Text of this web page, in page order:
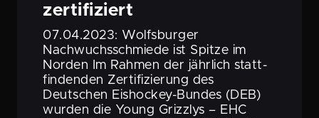
zertifiziert
07.04.2023: Wolfs­burger
Nachwuchs­schmiede ist Spitze im
Norden Im Rahmen der jährlich statt­
fin­denden Zerti­fi­zie­rung des
Deutschen Eishockey-Bundes (DEB)
wurden die Young Grizzlys – EHC